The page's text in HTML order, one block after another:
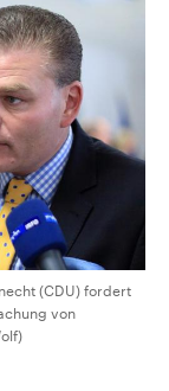
(CDU) fordert
von